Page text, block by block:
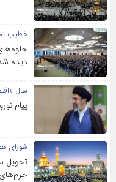
خطیب
دیده
سال
پیام
شورای
تحویل